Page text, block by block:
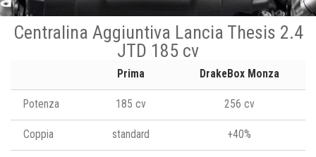
Centralina Aggiuntiva Lancia Thesis 2.4
JTD 185 cv
Prima DrakeBox Monza
Potenza 185 cv 256 cv
Coppia standard +40%